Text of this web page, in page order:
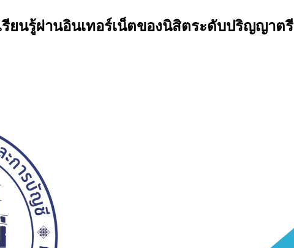
รียนรู้ผ่านอินเทอร์เน็ตของนิสิตระดับปริญญาตรี